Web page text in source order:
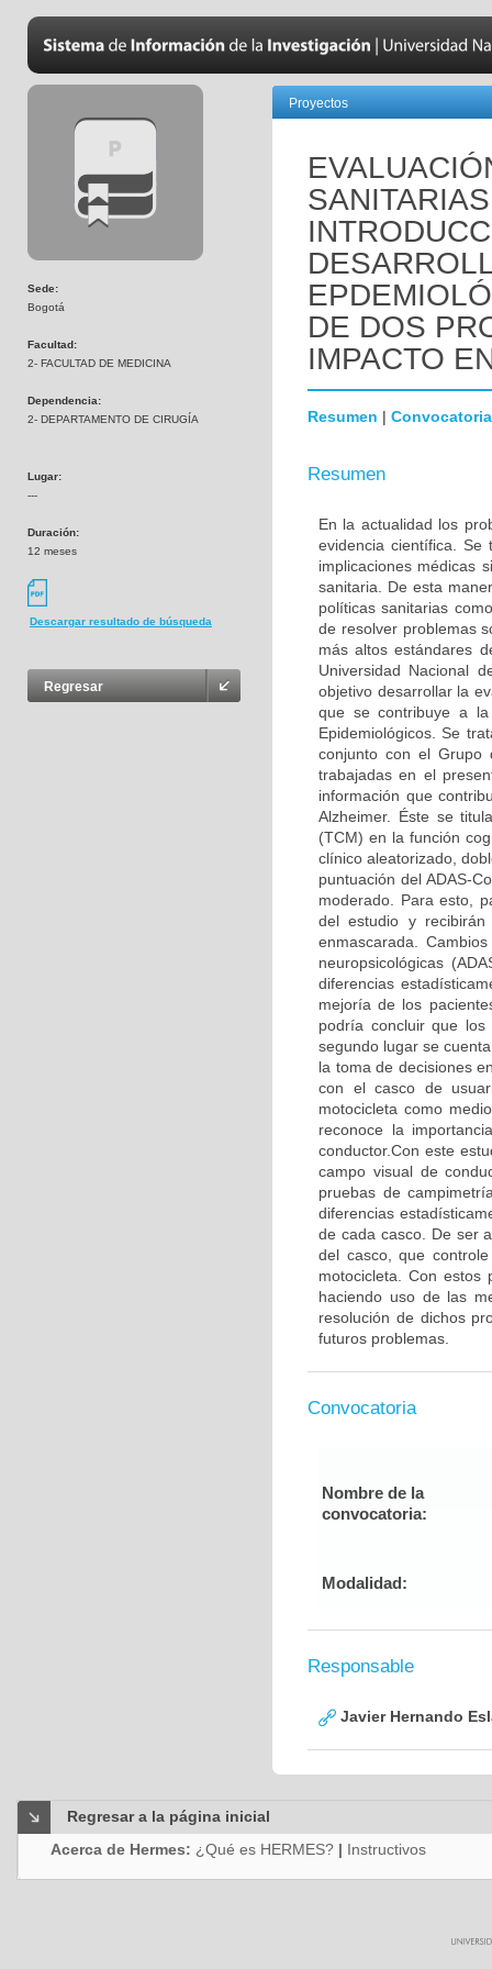
Sede:
Bogotá
Facultad:
2- FACULTAD DE MEDICINA
Dependencia:
2- DEPARTAMENTO DE CIRUGÍA
Lugar:
---
Duración:
12 meses
Descargar resultado de búsqueda
Regresar
Proyectos
DE DOS
IMPACTO
Resumen | Convocatoria
Resumen
En la actualidad los
evidencia científica.
implicaciones médicas
sanitaria. De esta
políticas sanitarias
de resolver problemas
más altos estándares
Universidad Nacional
objetivo desarrollar la
que se contribuye a
Epidemiológicos. Se
conjunto con el Grupo
trabajadas en el
información que
Alzheimer. Éste se
(TCM) en la función
clínico aleatorizado,
puntuación del ADAS-
moderado. Para esto,
del estudio y
enmascarada.
neuropsicológicas
diferencias
mejoría de los
podría concluir que
segundo lugar se
la toma de decisiones
con el casco de
motocicleta como
reconoce la
conductor.Con este
campo visual de
pruebas de
diferencias
de cada casco. De ser
del casco, que
motocicleta. Con
haciendo uso de las
resolución de dichos
futuros problemas.
Convocatoria
Nombre de la
convocatoria:
Modalidad:
Responsable
Javier Hernando
Regresar a la página inicial
Acerca de Hermes: ¿Qué es HERMES? | Instructivos